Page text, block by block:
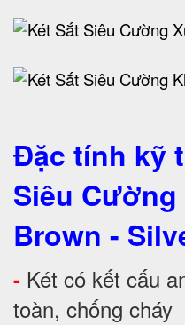
Đặc tính kỹ
Siêu Cường
Brown -
- Két có kết cấu
toàn, chống cháy